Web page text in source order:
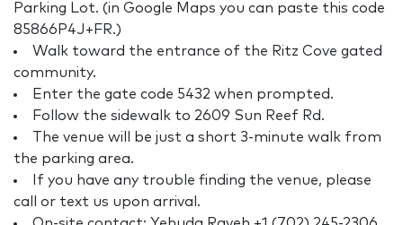
Parking Lot. (in Google Maps you can paste this code
85866P4J+FR.)
Walk toward the entrance of the Ritz Cove gated
community.
Enter the gate code 5432 when prompted.
Follow the sidewalk to 2609 Sun Reef Rd.
The venue will be just a short 3-minute walk from
the parking area.
If you have any trouble finding the venue, please
call or text us upon arrival.